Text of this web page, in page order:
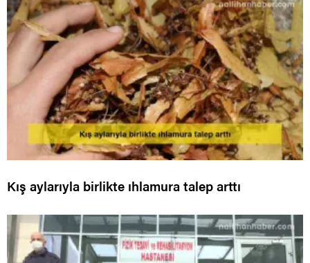
Kış aylarıyla birlikte ıhlamura talep arttı